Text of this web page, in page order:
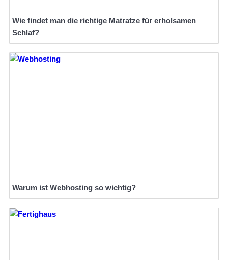
Wie findet man die richtige Matratze für erholsamen
Schlaf?
Warum ist Webhosting so wichtig?